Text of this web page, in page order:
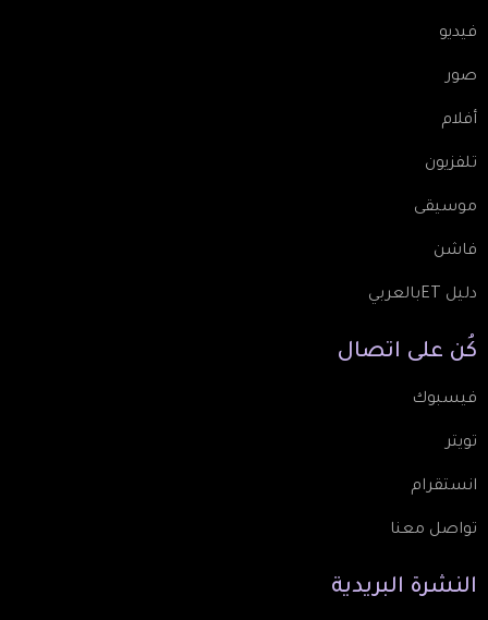
فيديو
صور
أفلام
تلفزيون
موسيقى
فاشن
دليل ETبالعربي
كُن على اتصال
فيسبوك
تويتر
انستقرام
تواصل معنا
النشرة البريدية